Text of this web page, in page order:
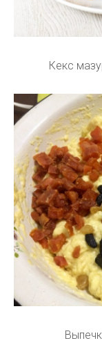
Кекс